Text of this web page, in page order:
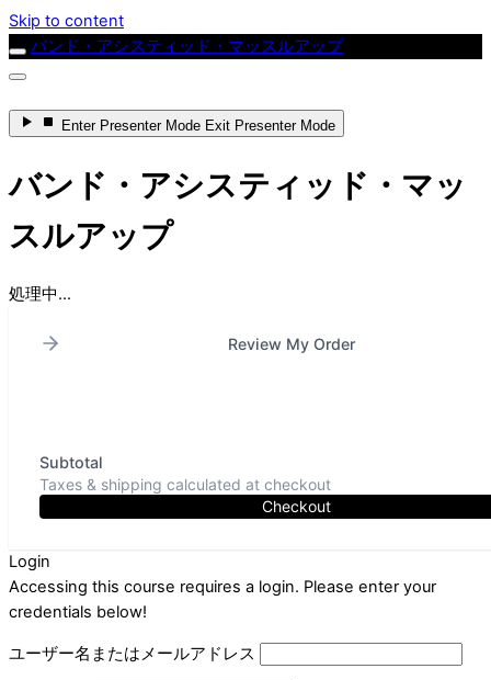
Skip to content
バンド・アシスティッド・マッスルアップ
Enter Presenter Mode Exit Presenter Mode
バンド・アシスティッド・マッ
スルアップ
処理中...
Review My Order
Subtotal
Taxes & shipping calculated at checkout
Checkout
Login
Accessing this course requires a login. Please enter your
credentials below!
ユーザー名またはメールアドレス